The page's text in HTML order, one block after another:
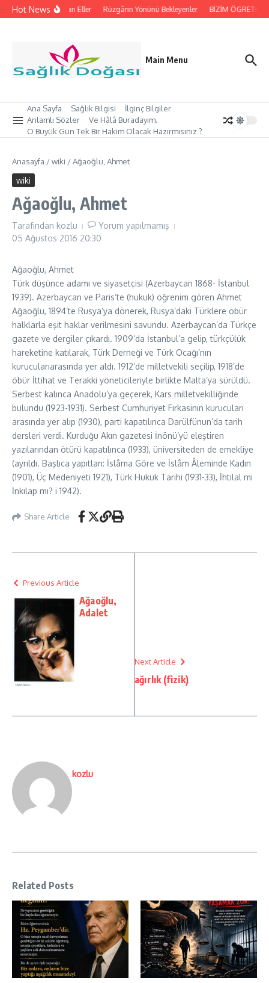
İçeriğe atla
Hot Newsİpleri Tutan Eller Rüzgârın Yönünü Bekleyenler BİZİM
Main Menu
Ana Sayfa Sağlık Bilgisi
İlginç Bilgiler
Anlamlı Sözler
Ve Hâlâ Buradayım.
O Büyük Gün Tek Bir Hakim Olacak Hazırmısınız ?
Anasayfa /wiki /Ağaoğlu, Ahmet
wiki
Ağaoğlu, Ahmet
Tarafından kozlu
Yorum yapılmamış
05 Ağustos 2016 20:30
Ağaoğlu, Ahmet
Türk düşünce adamı ve siyasetçisi (Azerbaycan 1868- İstanbul
1939). Azerbaycan ve Paris’te (hukuk) öğrenim gören Ahmet
Ağaoğlu, 1894’te Rusya’ya dönerek, Rusya’daki Türklere öbür
halklarla eşit haklar verilmesini savundu. Azerbaycan’da Türkçe
gazete ve dergiler çıkardı. 1909’da İstanbul’a gelip, türkçülük
hareketine katılarak, Türk Derneği ve Türk Ocağı’nın
kurucularıarasında yer aldı. 1912’de milletvekili seçilip, 1918’de
öbür İttihat ve Terakki yöneticileriyle birlikte Malta’ya sürüldü.
Serbest kalınca Anadolu’ya geçerek, Kars milletvekilliğinde
bulundu (1923-1931). Serbest Cumhuriyet Fırkasinın kurucuları
arasında yer alıp (1930), parti kapatılınca Darülfünun’da tarih
dersleri verdi. Kurduğu Akın gazetesi İnönü’yü eleştiren
yazılarından ötürü kapatılınca (1933), üniversiteden de emekliye
(ayrıldı. Başlıca yapıtları: İslâma Göre ve İslâm Âleminde Kadın
(1901), Üç Medeniyeti 1921), Türk Hukuk Tarihi (1931-33), İhtilal mi
İnkılap mı? i 1942).
Share Article
Previous Article
Ağaoğlu,
Adalet
Next Article
ağırlık (fizik)
kozlu
Related Posts